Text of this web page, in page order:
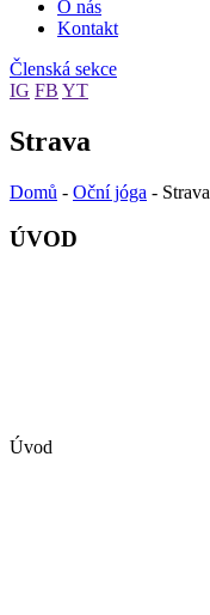
O nás
Kontakt
Členská sekce
IG FB YT
Strava
Domů - Oční jóga - Strava
ÚVOD
Úvod